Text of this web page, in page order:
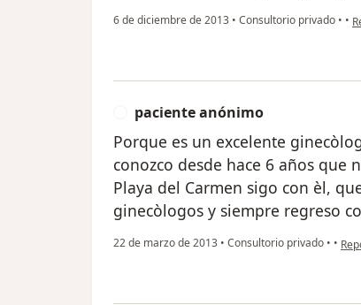
6 de diciembre de 2013 • Consultorio privado • •
paciente anónimo
Porque es un excelente
conozco desde hace 6 años
Playa del Carmen sigo con èl,
ginecòlogos y siempre regreso
22 de marzo de 2013 • Consultorio privado • • en